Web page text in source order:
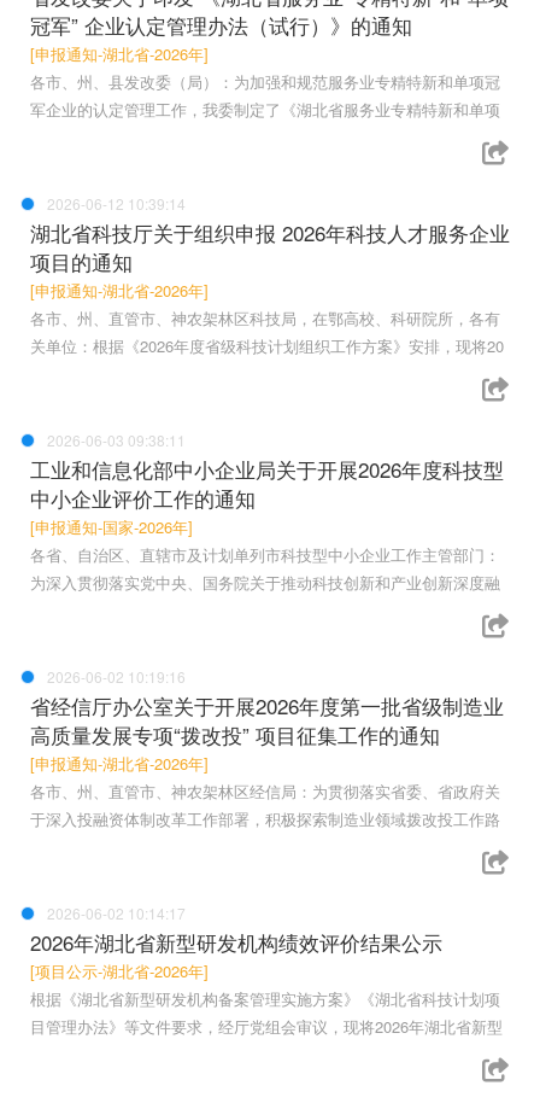
冠军” 企业认定管理办法（试行）》的通知
[申报通知-湖北省-2026年]
各市、州、县发改委（局）：为加强和规范服务业专精特新和单项冠
军企业的认定管理工作，我委制定了《湖北省服务业专精特新和单项
2026-06-12 10:39:14
湖北省科技厅关于组织申报 2026年科技人才服务企业
项目的通知
[申报通知-湖北省-2026年]
各市、州、直管市、神农架林区科技局，在鄂高校、科研院所，各有
关单位：根据《2026年度省级科技计划组织工作方案》安排，现将20
2026-06-03 09:38:11
工业和信息化部中小企业局关于开展2026年度科技型
中小企业评价工作的通知
[申报通知-国家-2026年]
各省、自治区、直辖市及计划单列市科技型中小企业工作主管部门：
为深入贯彻落实党中央、国务院关于推动科技创新和产业创新深度融
2026-06-02 10:19:16
省经信厅办公室关于开展2026年度第一批省级制造业
高质量发展专项“拨改投” 项目征集工作的通知
[申报通知-湖北省-2026年]
各市、州、直管市、神农架林区经信局：为贯彻落实省委、省政府关
于深入投融资体制改革工作部署，积极探索制造业领域拨改投工作路
2026-06-02 10:14:17
2026年湖北省新型研发机构绩效评价结果公示
[项目公示-湖北省-2026年]
根据《湖北省新型研发机构备案管理实施方案》《湖北省科技计划项
目管理办法》等文件要求，经厅党组会审议，现将2026年湖北省新型